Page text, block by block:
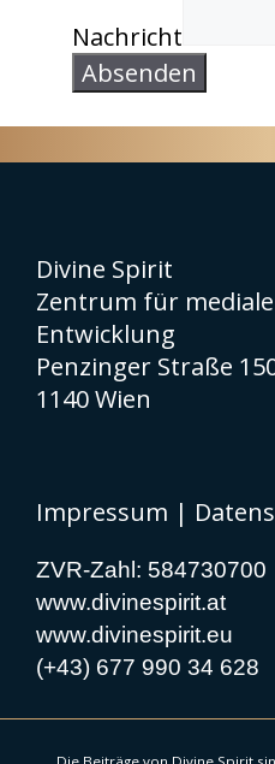
Adresse
Nachricht
Absenden
Divine Spirit
Zentrum für
Entwicklung
Penzinger Straße
1140 Wien
Impressum |
ZVR-Zahl: 584730700
www.divinespirit.at
www.divinespirit.eu
(+43) 677 990 34 628